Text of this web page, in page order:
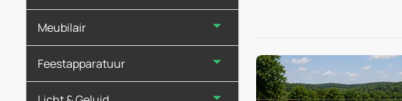
Meubilair
Feestapparatuur